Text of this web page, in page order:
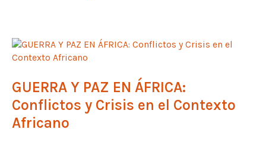
GUERRA Y PAZ EN ÁFRICA:
Conflictos y Crisis en el Contexto
Africano